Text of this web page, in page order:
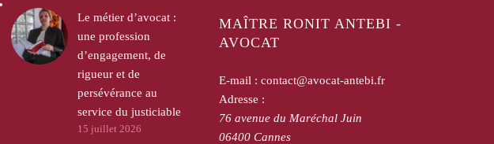
Le métier d’avocat :
une profession
d’engagement, de
rigueur et de
persévérance au
service du justiciable
15 juillet 2026
MAÎTRE RONIT ANTEBI -
AVOCAT
E-mail : contact@avocat-antebi.fr
Adresse :
76 avenue du Maréchal Juin
06400 Cannes